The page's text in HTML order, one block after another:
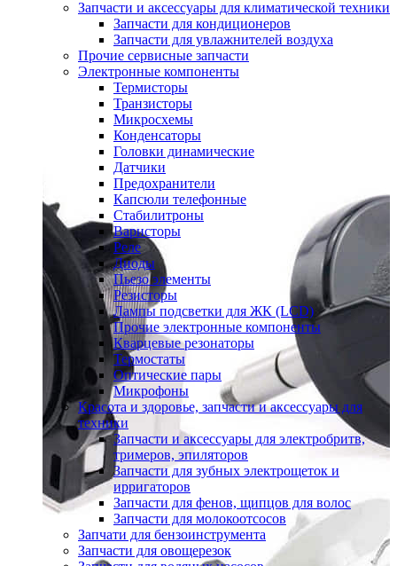
Запчасти и аксессуары для климатической техники
Запчасти для кондиционеров
Запчасти для увлажнителей воздуха
Прочие сервисные запчасти
Электронные компоненты
Термисторы
Транзисторы
Микросхемы
Конденсаторы
Головки динамические
Датчики
Предохранители
Капсюли телефонные
Стабилитроны
Варисторы
Реле
Диоды
Пьезо элементы
Резисторы
Лампы подсветки для ЖК (LCD)
Прочие электронные компоненты
Кварцевые резонаторы
Термостаты
Оптические пары
Микрофоны
Красота и здоровье, запчасти и аксессуары для
техники
Запчасти и аксессуары для электробритв,
тримеров, эпиляторов
Запчасти для зубных электрощеток и
ирригаторов
Запчасти для фенов, щипцов для волос
Запчасти для молокоотсосов
Запчати для бензоинструмента
Запчасти для овощерезок